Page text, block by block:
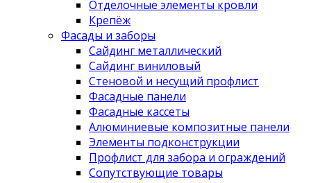
Отделочные элементы кровли
Крепёж
Фасады и заборы
Сайдинг металлический
Сайдинг виниловый
Стеновой и несущий профлист
Фасадные панели
Фасадные кассеты
Алюминиевые композитные панели
Элементы подконструкции
Профлист для забора и ограждений
Сопутствующие товары